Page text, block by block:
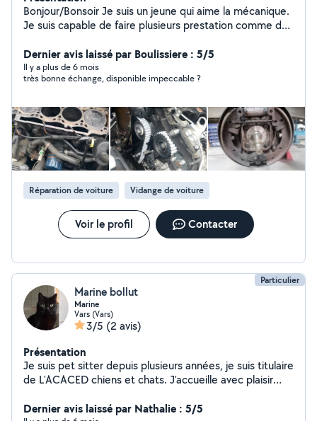
Bonjour/Bonsoir Je suis un jeune qui aime la mécanique.
Je suis capable de faire plusieurs prestation comme des
distribution, embrayage et bien plus Pour toute
demande de prestation envoyer moi un message.
Dernier avis laissé par Boulissiere : 5/5
Il y a plus de 6 mois
très bonne échange, disponible impeccable ?
Réparation de voiture Vidange de voiture
Voir le profil Contacter
Particulier
Marine bollut
Marine
Vars (Vars)
3/5 (2 avis)
Présentation
Je suis pet sitter depuis plusieurs années, je suis titulaire
de L'ACACED chiens et chats. J'accueille avec plaisir
rendre visite
Dernier avis laissé par Nathalie : 5/5